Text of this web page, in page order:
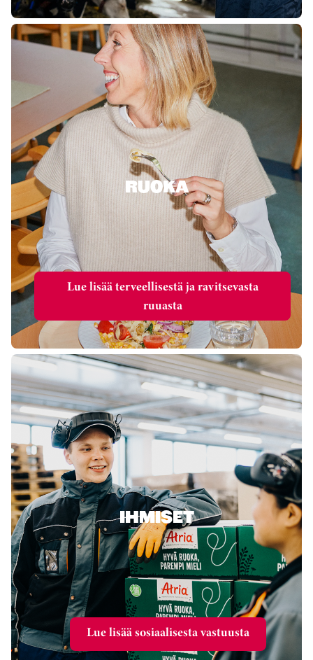
RUOKA
Lue lisää terveellisestä ja ravitsevasta
ruuasta
IHMISET
Lue lisää sosiaalisesta vastuusta